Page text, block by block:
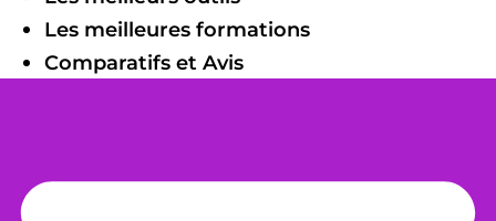
Les meilleures formations
Comparatifs et Avis